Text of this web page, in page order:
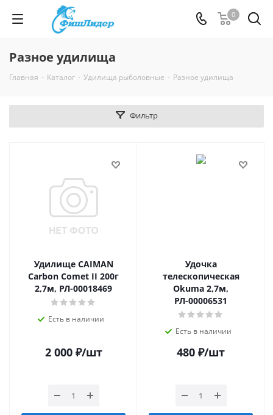
0
Разное удилища
Главная - Каталог - Удилища рыболовные - Разное удилища
Фильтр
Удилище CAIMAN
Carbon Comet II 200г
2,7м, РЛ-00018469
Есть в наличии
2 000₽/шт
Удочка
телескопическая
Okuma 2,7м,
РЛ-00006531
Есть в наличии
480 ₽/шт